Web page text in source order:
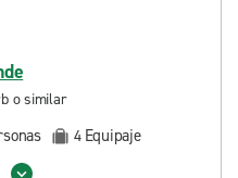
o similar
4 Equipaje